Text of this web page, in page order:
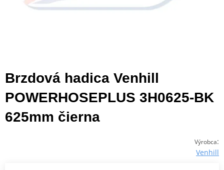
Brzdová hadica Venhill
POWERHOSEPLUS 3H0625-BK
625mm čierna
Výrobca:
Venhill